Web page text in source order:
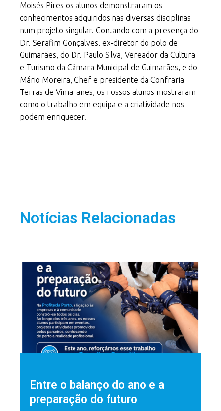
Moisés Pires os alunos demonstraram os
conhecimentos adquiridos nas diversas disciplinas
num projeto singular. Contando com a presença do
Dr. Serafim Gonçalves, ex-diretor do polo de
Guimarães, do Dr. Paulo Silva, Vereador da Cultura
e Turismo da Câmara Municipal de Guimarães, e do
Mário Moreira, Chef e presidente da Confraria
Terras de Vimaranes, os nossos alunos mostraram
como o trabalho em equipa e a criatividade nos
podem enriquecer.
Notícias Relacionadas
Entre o balanço do ano e a
preparação do futuro